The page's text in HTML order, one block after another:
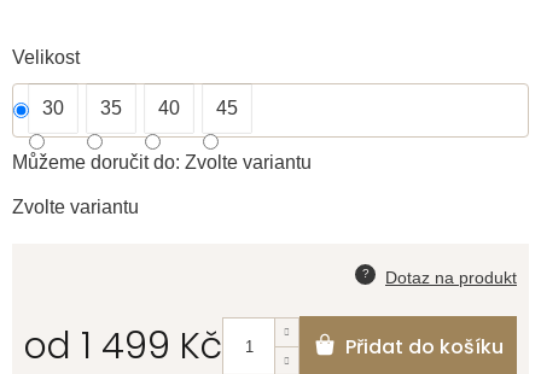
Zvolte variantu
Velikost
30 35 40 45
Můžeme doručit do: Zvolte variantu
od 1 499 Kč Přidat do košíku